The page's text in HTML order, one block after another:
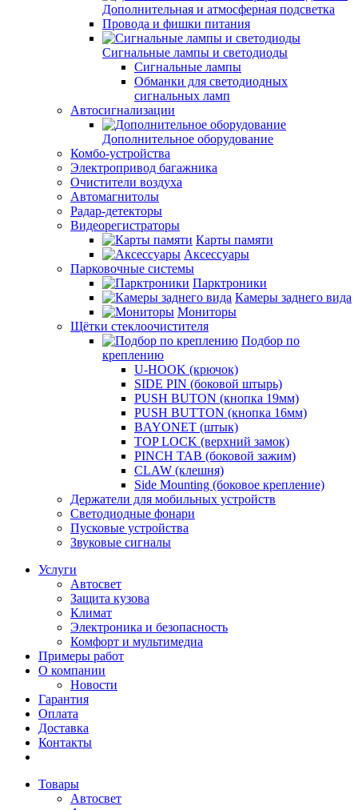
Дополнительная и атмосферная подсветка
Провода и фишки питания
Cигнальные лампы и светодиоды
Сигнальные лампы
Обманки для светодиодных
сигнальных ламп
Автосигнализации
Дополнительное оборудование
Комбо-устройства
Электропривод багажника
Очистители воздуха
Автомагнитолы
Радар-детекторы
Видеорегистраторы
Карты памяти
Аксессуары
Парковочные системы
Парктроники
Камеры заднего вида
Мониторы
Щётки стеклоочистителя
Подбор по
креплению
U-HOOK (крючок)
SIDE PIN (боковой штырь)
PUSH BUTON (кнопка 19мм)
PUSH BUTTON (кнопка 16мм)
BAYONET (штык)
TOP LOCK (верхний замок)
PINCH TAB (боковой зажим)
CLAW (клешня)
Side Mounting (боковое крепление)
Держатели для мобильных устройств
Светодиодные фонари
Пусковые устройства
Звуковые сигналы
Услуги
Автосвет
Защита кузова
Климат
Электроника и безопасность
Комфорт и мультимедиа
Примеры работ
О компании
Новости
Гарантия
Оплата
Доставка
Контакты
Товары
Автосвет